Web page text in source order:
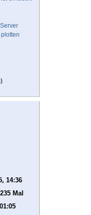
14:36
Mal